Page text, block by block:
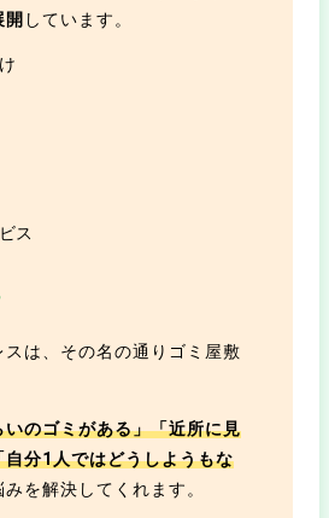
開 しています。
ス
スは、その名の通りゴミ屋敷
のゴミがある」「近所に見
自分1人ではどうしようもな
を解決してくれます。